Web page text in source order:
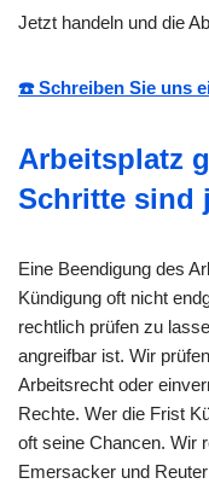
Jetzt handeln und die
☎️ Schreiben Sie uns
Arbeitsplatz
Schritte sind
Eine Beendigung des
Kündigung oft nicht
rechtlich prüfen zu
angreifbar ist. Wir
Arbeitsrecht oder
Rechte. Wer die Frist
oft seine Chancen. Wir
Emersacker und